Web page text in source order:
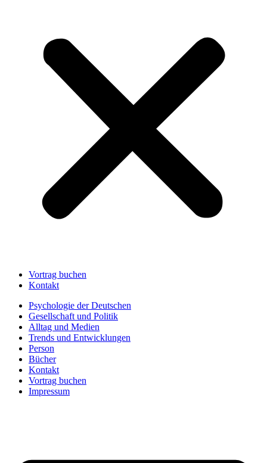
Vortrag buchen
Kontakt
Psychologie der Deutschen
Gesellschaft und Politik
Alltag und Medien
Trends und Entwicklungen
Person
Bücher
Kontakt
Vortrag buchen
Impressum